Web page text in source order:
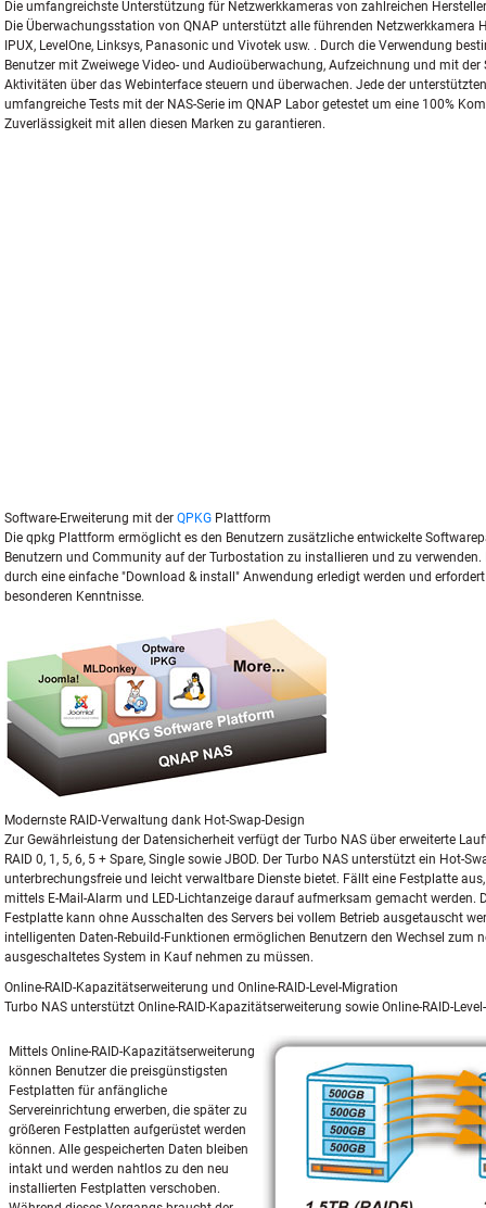
Die umfangreichste Unterstützung für Netzwerkkameras von zahlreichen
Die Überwachungsstation von QNAP unterstützt alle führenden Netzwerkkamera
IPUX, LevelOne, Linksys, Panasonic und Vivotek usw. . Durch die Verwendung
Benutzer mit Zweiwege Video- und Audioüberwachung, Aufzeichnung und mit der
Aktivitäten über das Webinterface steuern und überwachen. Jede der
umfangreiche Tests mit der NAS-Serie im QNAP Labor getestet um eine 100%
Zuverlässigkeit mit allen diesen Marken zu garantieren.
Software-Erweiterung mit der QPKG Plattform
Die qpkg Plattform ermöglicht es den Benutzern zusätzliche entwickelte
Benutzern und Community auf der Turbostation zu installieren und zu verwenden.
durch eine einfache "Download & install" Anwendung erledigt werden und
besonderen Kenntnisse.
Modernste RAID-Verwaltung dank Hot-Swap-Design
Zur Gewährleistung der Datensicherheit verfügt der Turbo NAS über erweiterte
RAID 0, 1, 5, 6, 5 + Spare, Single sowie JBOD. Der Turbo NAS unterstützt ein Hot-
unterbrechungsfreie und leicht verwaltbare Dienste bietet. Fällt eine Festplatte
mittels E-Mail-Alarm und LED-Lichtanzeige darauf aufmerksam gemacht werden.
Festplatte kann ohne Ausschalten des Servers bei vollem Betrieb ausgetauscht
intelligenten Daten-Rebuild-Funktionen ermöglichen Benutzern den Wechsel zum
ausgeschaltetes System in Kauf nehmen zu müssen.
Online-RAID-Kapazitätserweiterung und Online-RAID-Level-Migration
Turbo NAS unterstützt Online-RAID-Kapazitätserweiterung sowie Online-RAID-
Mittels Online-RAID-Kapazitätserweiterung
können Benutzer die preisgünstigsten
Festplatten für anfängliche
Servereinrichtung erwerben, die später zu
größeren Festplatten aufgerüstet werden
können. Alle gespeicherten Daten bleiben
intakt und werden nahtlos zu den neu
installierten Festplatten verschoben.